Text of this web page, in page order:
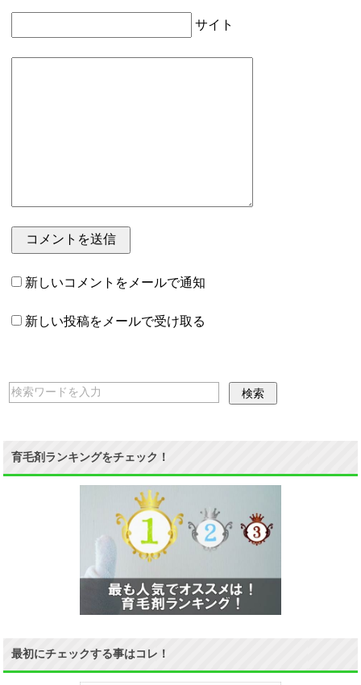
サイト
新しいコメントをメールで通知
新しい投稿をメールで受け取る
育毛剤ランキングをチェック！
最初にチェックする事はコレ！